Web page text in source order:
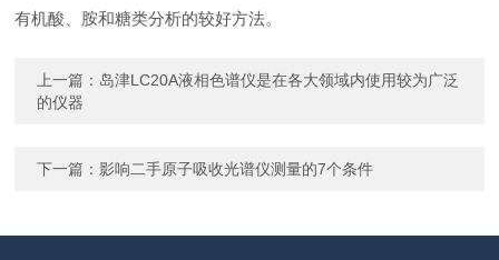
有机酸、胺和糖类分析的较好方法。
上一篇： 岛津LC20A液相色谱仪是在各大领域内使用较为广泛
的仪器
下一篇：影响二手原子吸收光谱仪测量的7个条件